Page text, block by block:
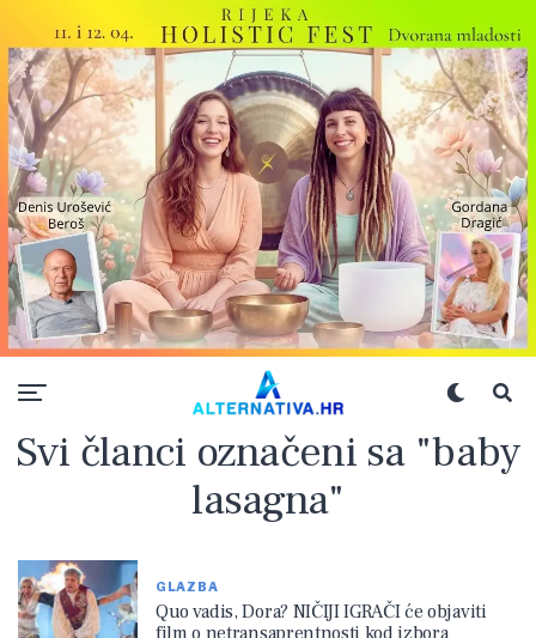
Svi članci označeni sa "baby
lasagna"
GLAZBA
Quo vadis, Dora? NIČIJI IGRAČI će objaviti
film o netransaprentnosti kod izbora